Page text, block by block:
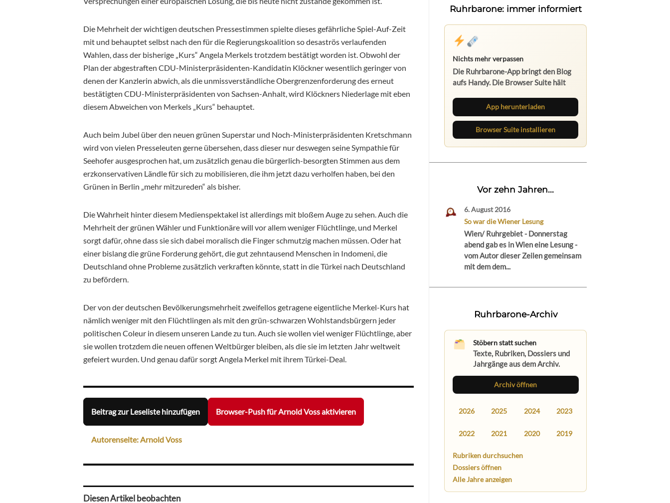
Die Mehrheit der wichtigen deutschen Pressestimmen spielte dieses gefährliche Spiel-Auf-Zeit
mit und behauptet selbst nach den für die Regierungskoalition so desaströs verlaufenden
Wahlen, dass der bisherige „Kurs“ Angela Merkels trotzdem bestätigt worden ist. Obwohl der
Plan der abgestraften CDU-Ministerpräsidenten-Kandidatin Klöckner wesentlich geringer von
denen der Kanzlerin abwich, als die unmissverständliche Obergrenzenforderung des erneut
bestätigten CDU-Ministerpräsidenten von Sachsen-Anhalt, wird Klöckners Niederlage mit eben
diesem Abweichen von Merkels „Kurs“ behauptet.
Auch beim Jubel über den neuen grünen Superstar und Noch-Ministerpräsidenten Kretschmann
wird von vielen Presseleuten gerne übersehen, dass dieser nur deswegen seine Sympathie für
Seehofer ausgesprochen hat, um zusätzlich genau die bürgerlich-besorgten Stimmen aus dem
erzkonservativen Ländle für sich zu mobilisieren, die ihm jetzt dazu verholfen haben, bei den
Grünen in Berlin „mehr mitzureden“ als bisher.
Die Wahrheit hinter diesem Medienspektakel ist allerdings mit bloßem Auge zu sehen. Auch die
Mehrheit der grünen Wähler und Funktionäre will vor allem weniger Flüchtlinge, und Merkel
sorgt dafür, ohne dass sie sich dabei moralisch die Finger schmutzig machen müssen. Oder hat
einer bislang die grüne Forderung gehört, die gut zehntausend Menschen in Indomeni, die
Deutschland ohne Probleme zusätzlich verkraften könnte, statt in die Türkei nach Deutschland
zu befördern.
Der von der deutschen Bevölkerungsmehrheit zweifellos getragene eigentliche Merkel-Kurs hat
nämlich weniger mit den Flüchtlingen als mit den grün-schwarzen Wohlstandsbürgern jeder
politischen Coleur in diesem unseren Lande zu tun. Auch sie wollen viel weniger Flüchtlinge, aber
sie wollen trotzdem die neuen offenen Weltbürger bleiben, als die sie im letzten Jahr weltweit
gefeiert wurden. Und genau dafür sorgt Angela Merkel mit ihrem Türkei-Deal.
Beitrag zur Leseliste hinzufügen Browser-Push für Arnold Voss aktivieren
Autorenseite: Arnold Voss
Diesen Artikel beobachten
Ruhrbarone: immer informiert
Nichts mehr verpassen
Die Ruhrbarone-App bringt den Blog
aufs Handy. Die Browser Suite hält
App herunterladen
Browser Suite installieren
Vor zehn Jahren...
6. August 2016
So war die Wiener Lesung
Wien/ Ruhrgebiet - Donnerstag
abend gab es in Wien eine Lesung -
vom Autor dieser Zeilen gemeinsam
mit dem dem...
Ruhrbarone-Archiv
Stöbern statt suchen
Texte, Rubriken, Dossiers und
Jahrgänge aus dem Archiv.
Archiv öffnen
2026 2025 2024 2023
2022 2021 2020 2019
Rubriken durchsuchen
Dossiers öffnen
Alle Jahre anzeigen